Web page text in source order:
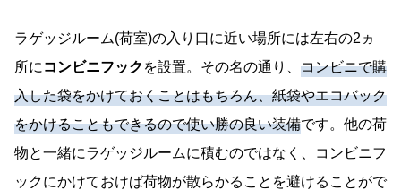
ラゲッジルーム(荷室)の入り口に近い場所には左右の2ヵ
所に コンビニフック を設置。その名の通り、 コンビニで購
入した袋をかけておくことはもちろん、紙袋やエコバック
をかけることもできるので使い勝の良い装備です。他の荷
物と一緒にラゲッジルームに積むのではなく、コンビニフ
ックにかけておけば荷物が散らかることを避けることがで